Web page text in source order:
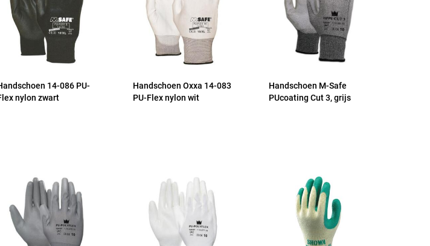
14-086 PU-
nylon zwart
Handschoen Oxxa 14-083
PU-Flex nylon wit
Handschoen M-Safe
PUcoating Cut 3, grijs